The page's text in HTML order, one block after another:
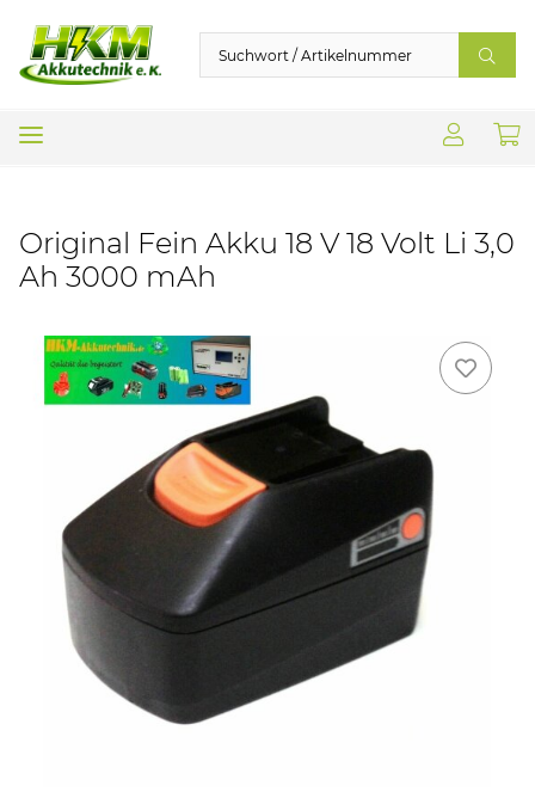
Original Fein Akku 18 V 18 Volt Li 3,0
Ah 3000 mAh